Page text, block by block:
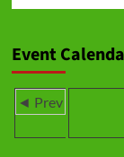
Event
◄ Prev